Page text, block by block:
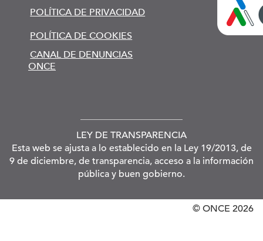
POLÍTICA DE PRIVACIDAD
POLÍTICA DE COOKIES
CANAL DE DENUNCIAS
ONCE
LEY DE TRANSPARENCIA
Esta web se ajusta a lo establecido en la Ley 19/2013, de
9 de diciembre, de transparencia, acceso a la información
pública y buen gobierno.
© ONCE 2026